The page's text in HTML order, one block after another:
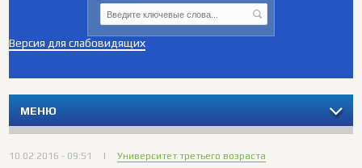
Версия для слабовидящих
МЕНЮ
10.02.2016 - 09:51 | Университет третьего возраста